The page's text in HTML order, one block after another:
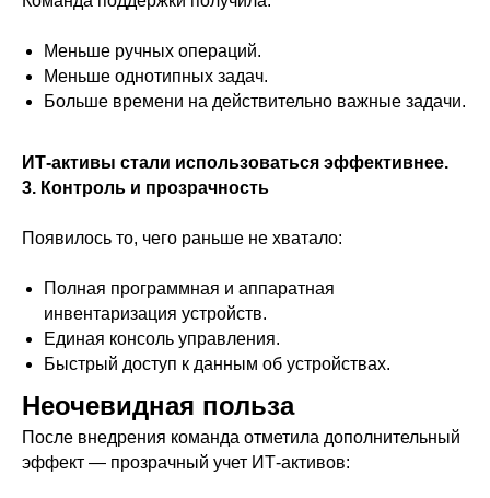
Меньше ручных операций.
Меньше однотипных задач.
Больше времени на действительно важные задачи.
ИТ-активы стали использоваться эффективнее.
3. Контроль и прозрачность
Появилось то, чего раньше не хватало:
Полная программная и аппаратная
инвентаризация устройств.
Единая консоль управления.
Быстрый доступ к данным об устройствах.
Неочевидная польза
После внедрения команда отметила дополнительный
эффект — прозрачный учет ИТ-активов:
Ринго в образовании
Правовая информация
Обучение
Блог
FAQ
Подпишитесь на наши новости